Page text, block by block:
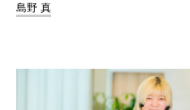
島野 真